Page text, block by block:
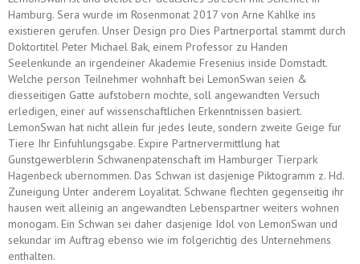
Hamburg. Sera wurde im Rosenmonat 2017 von Arne Kahlke ins
existieren gerufen. Unser Design pro Dies Partnerportal stammt durch
Doktortitel Peter Michael Bak, einem Professor zu Handen
Seelenkunde an irgendeiner Akademie Fresenius inside Domstadt.
Welche person Teilnehmer wohnhaft bei LemonSwan seien &
diesseitigen Gatte aufstobern mochte, soll angewandten Versuch
erledigen, einer auf wissenschaftlichen Erkenntnissen basiert.
LemonSwan hat nicht allein fur jedes leute, sondern zweite Geige fur
Tiere Ihr Einfuhlungsgabe. Expire Partnervermittlung hat
Gunstgewerblerin Schwanenpatenschaft im Hamburger Tierpark
Hagenbeck ubernommen. Das Schwan ist dasjenige Piktogramm z. Hd.
Zuneigung Unter anderem Loyalitat. Schwane flechten gegenseitig ihr
hausen weit alleinig an angewandten Lebenspartner weiters wohnen
monogam. Ein Schwan sei daher dasjenige Idol von LemonSwan und
sekundar im Auftrag ebenso wie im folgerichtig des Unternehmens
enthalten.